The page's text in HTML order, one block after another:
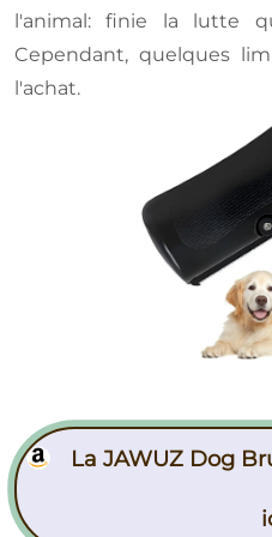
l'animal: finie la lutte
Cependant, quelques
l'achat.
La JAWUZ Dog